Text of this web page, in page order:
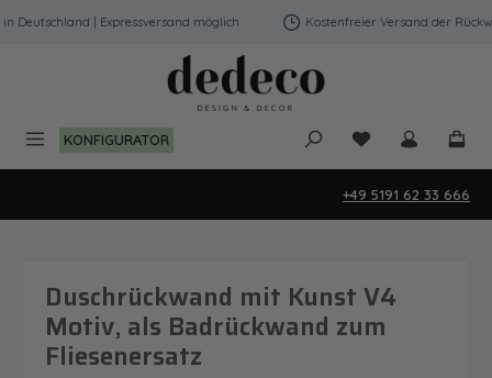
Zum Hauptinhalt springen
| Expressversand möglich Kostenfreier Versand der
KONFIGURATOR Du hast 0
+49 5191 62 33 666
Duschrückwand mit Kunst V4
Motiv, als Badrückwand zum
Fliesenersatz